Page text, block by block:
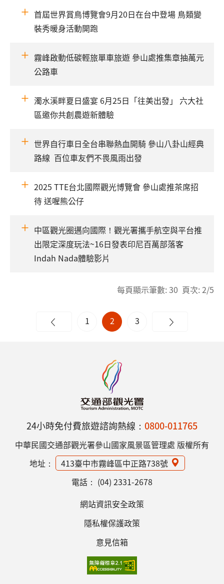
首屆世界賞鳥博覽會9月20日在台中登場 鳥類變
裝秀暖身活動開跑
霧峰啟動低碳輕旅單車旅遊 參山處推集章抽萬元
公路車
濁水溪畔夏日盛宴 6月25日「往美出發」 六大社
區邀你共創農遊新體驗
世界自行車日全台串聯熱血開騎 參山八卦山經典
路線 百位車友們不畏風雨出發
2025 TTE台北國際觀光博覽會 參山處推茶席招
待 送喔熊公仔
中區觀光圈邁向國際！觀光署攜手航空與平台推
出限定深度玩法~16日發表印尼百萬部落客
Indah Nada體驗影片
每頁顯示筆數: 30 頁次: 2/5
1 2 3
24小時免付費旅遊諮詢熱線： 0800-011765
中華民國交通部觀光署參山國家風景區管理處 版權所有
地址：
413臺中市霧峰區中正路738號
電話： (04) 2331-2678
網站資訊安全政策
隱私權保護政策
意見信箱